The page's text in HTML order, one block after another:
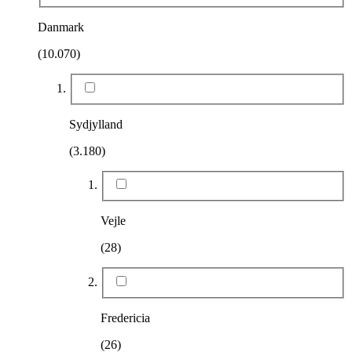
Danmark
(10.070)
Sydjylland
(3.180)
Vejle
(28)
Fredericia
(26)